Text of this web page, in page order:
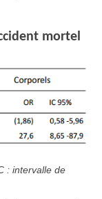
mortel
: intervalle de